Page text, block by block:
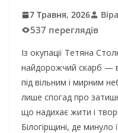
7 Травня, 2026
537 переглядів
Із окупації Тетяна
найдорожчий скарб —
під вільним і мирним
лише спогад про
що надихає жити і
Білогірщині, де минуло